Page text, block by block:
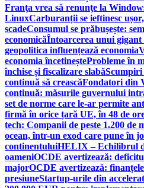
Franţa vrea să renunţe la
LinuxCarburanții se ieftinesc
scadeConsumul se prăbușește:
economicăÎntoarcerea unui
geopolitica influențează economia
economia încetineșteProbleme în
închise și fiscalizare slabăScumpiri
continuă să creascăFondatori din
continuă: măsurile guvernului
set de norme care le-ar permite
firmă în orice țară UE, în 48 de
tech: Companii de peste 1.200 de
ocean, într-un exod care pune în
continentuluiHELIX – Echilibrul
oameniOCDE avertizează:
majorOCDE avertizează:
presiuneStartup-urile din